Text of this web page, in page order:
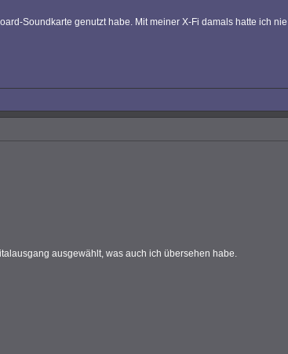
Soundkarte genutzt habe. Mit meiner X-Fi damals hatte ich
ausgewählt, was auch ich übersehen habe.